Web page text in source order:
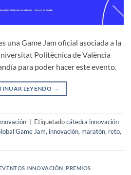
una Game Jam oficial asociada a la
Politècnica de València
para poder hacer este evento.
LEYENDO →
Etiquetadocátedra innovación
Game Jam, innovación, maratón, reto,
INNOVACIÓN PREMIOS